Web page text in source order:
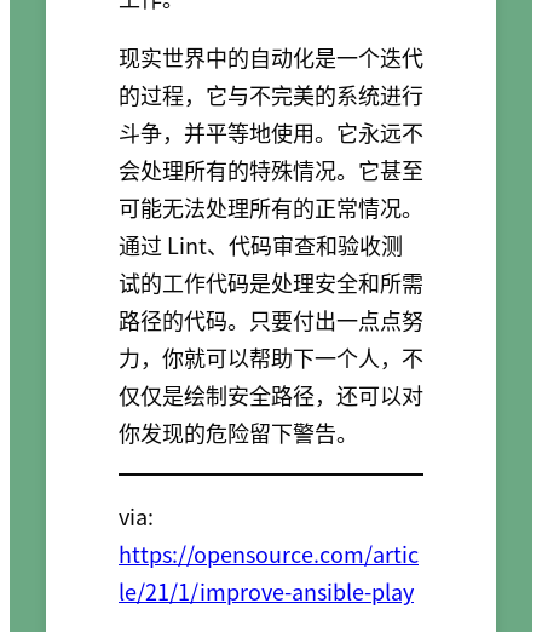
现实世界中的自动化是一个迭代
的过程，它与不完美的系统进行
斗争，并平等地使用。它永远不
会处理所有的特殊情况。它甚至
可能无法处理所有的正常情况。
通过 Lint、代码审查和验收测
试的工作代码是处理安全和所需
路径的代码。只要付出一点点努
力，你就可以帮助下一个人，不
仅仅是绘制安全路径，还可以对
你发现的危险留下警告。
via:
https://opensource.com/artic
le/21/1/improve-ansible-play